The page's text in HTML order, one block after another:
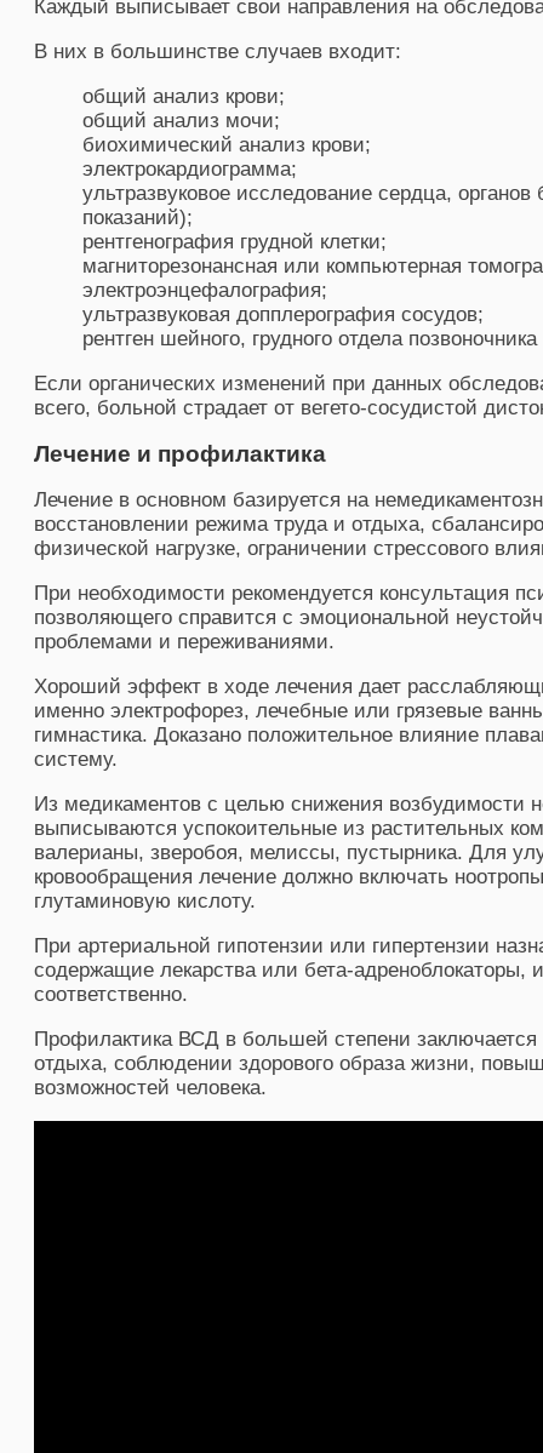
Каждый выписывает свои направления на
В них в большинстве случаев входит:
общий анализ крови;
общий анализ мочи;
биохимический анализ крови;
электрокардиограмма;
ультразвуковое исследование сердца,
показаний);
рентгенография грудной клетки;
магниторезонансная или компьютерная
электроэнцефалография;
ультразвуковая допплерография сосудов;
рентген шейного, грудного отдела
Если органических изменений при данных
всего, больной страдает от вегето-сосудистой
Лечение и профилактика
Лечение в основном базируется на
восстановлении режима труда и отдыха,
физической нагрузке, ограничении стрессового
При необходимости рекомендуется консультация
позволяющего справится с эмоциональной
проблемами и переживаниями.
Хороший эффект в ходе лечения дает
именно электрофорез, лечебные или грязевые
гимнастика. Доказано положительное влияние
систему.
Из медикаментов с целью снижения возбудимости
выписываются успокоительные из растительных
валерианы, зверобоя, мелиссы, пустырника. Для
кровообращения лечение должно включать
глутаминовую кислоту.
При артериальной гипотензии или гипертензии
содержащие лекарства или бета-адреноблокаторы,
соответственно.
Профилактика ВСД в большей степени
отдыха, соблюдении здорового образа жизни,
возможностей человека.